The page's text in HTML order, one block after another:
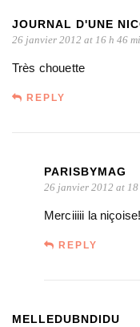
JOURNAL D'UNE
26 janvier 2012 at 16 h 46
Très chouette
REPLY
PARISBYMAG
26 janvier 2012 at 18
Merciiiii la niçoise!
REPLY
MELLEDUBNDIDU